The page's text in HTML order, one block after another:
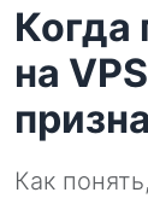
Когда
на
Как